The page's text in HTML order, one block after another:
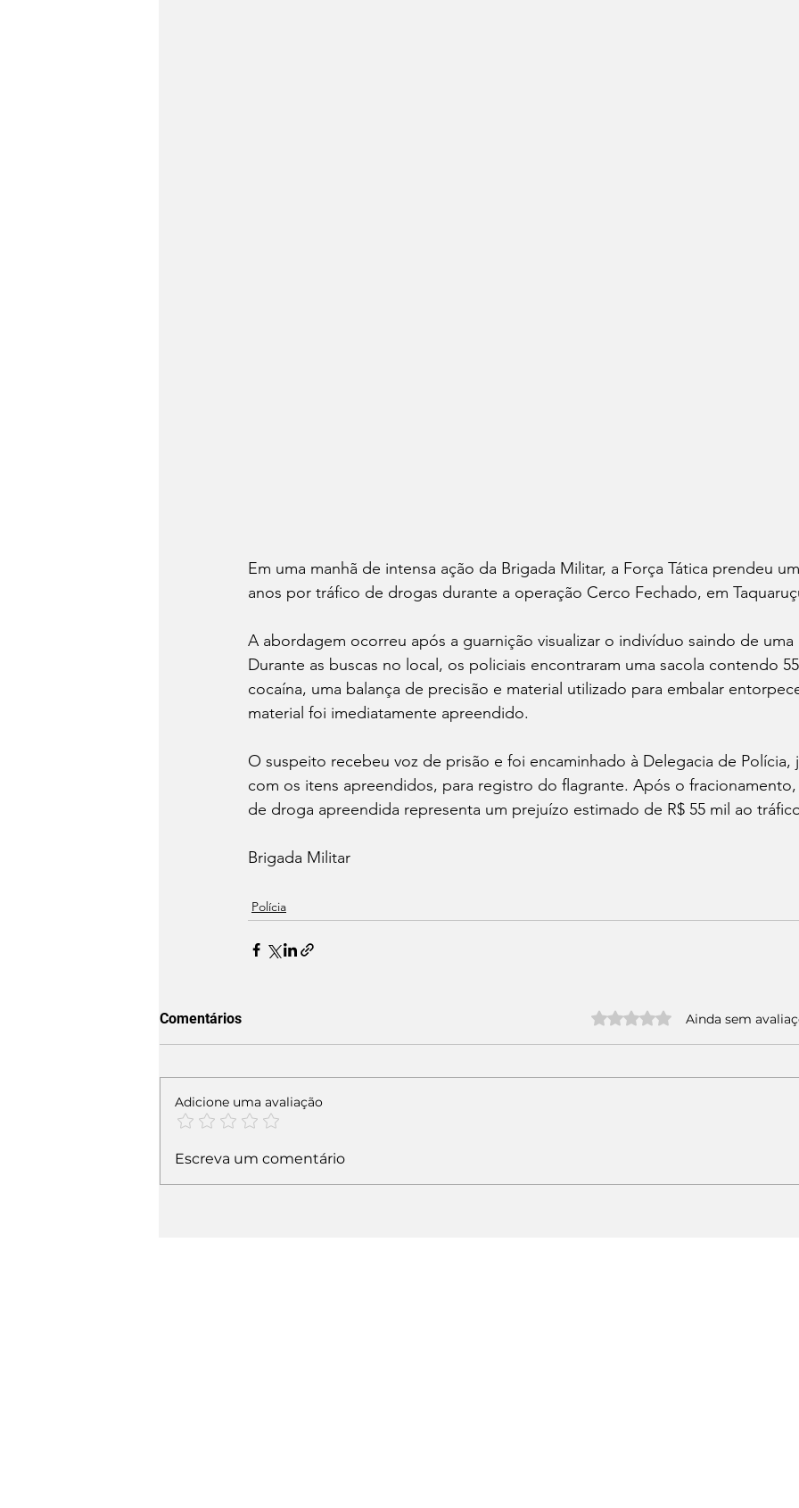
Em uma manhã de intensa ação da Brigada Militar, a Força Tática prendeu
anos por tráfico de drogas durante a operação Cerco Fechado, em
A abordagem ocorreu após a guarnição visualizar o indivíduo saindo de
Durante as buscas no local, os policiais encontraram uma sacola contendo
cocaína, uma balança de precisão e material utilizado para embalar
material foi imediatamente apreendido.
O suspeito recebeu voz de prisão e foi encaminhado à Delegacia de
com os itens apreendidos, para registro do flagrante. Após o
de droga apreendida representa um prejuízo estimado de R$ 55 mil ao
Brigada Militar
Polícia
Comentários Avaliado com 0 de 5 estrelas.
Ainda sem
Adicione uma avaliação
Escreva um comentário